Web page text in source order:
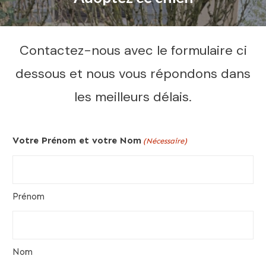
Contactez-nous avec le formulaire ci
dessous et nous vous répondons dans
les meilleurs délais.
Votre Prénom et votre Nom (Nécessaire)
Prénom
Nom